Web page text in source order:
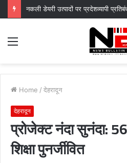
Menu
Home / देहरादून
देहरादून
प्रोजेक्ट नंदा सुनंदा:
शिक्षा पुनर्जीवित